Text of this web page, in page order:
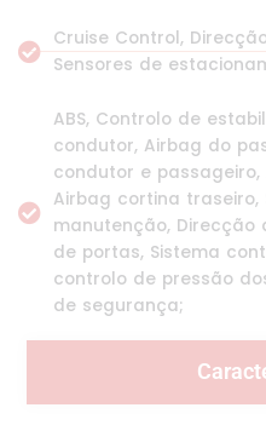
Cruise Control,
Sensores de
ABS, Controlo de
condutor, Airbag do
condutor e
Airbag cortina traseiro,
manutenção, Direcção
de portas, Sistema
controlo de pressão
de segurança;